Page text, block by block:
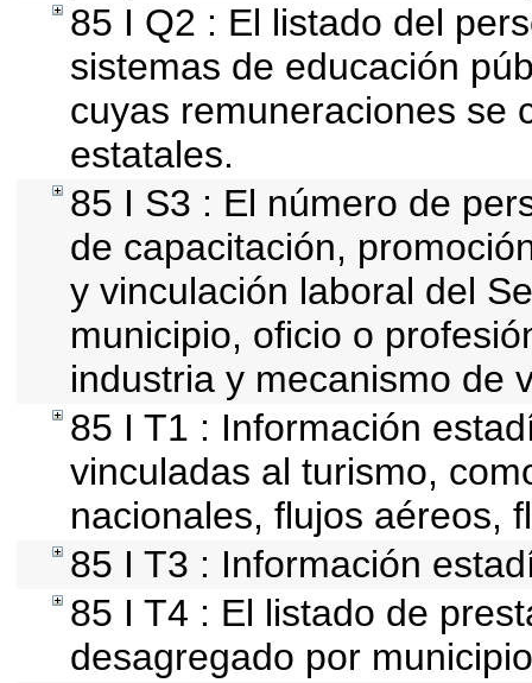
85 I Q2 : El listado del
sistemas de educación
cuyas remuneraciones se
estatales.
85 I S3 : El número de
de capacitación,
y vinculación laboral del
municipio, oficio o
industria y mecanismo de
85 I T1 : Información
vinculadas al turismo,
nacionales, flujos aéreos,
85 I T3 : Información
85 I T4 : El listado de
desagregado por